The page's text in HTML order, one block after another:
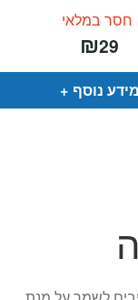
חסר במלאי
₪29
מידע נוסף